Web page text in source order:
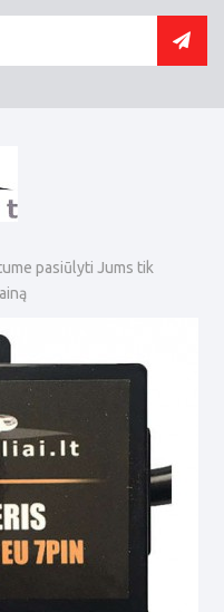
pasiūlyti Jums tik